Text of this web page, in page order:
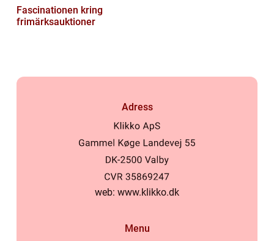
Fascinationen kring
frimärksauktioner
Adress
web: www.klikko.dk
Menu